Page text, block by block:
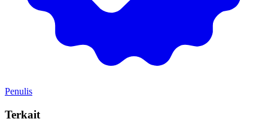
Penulis
Terkait